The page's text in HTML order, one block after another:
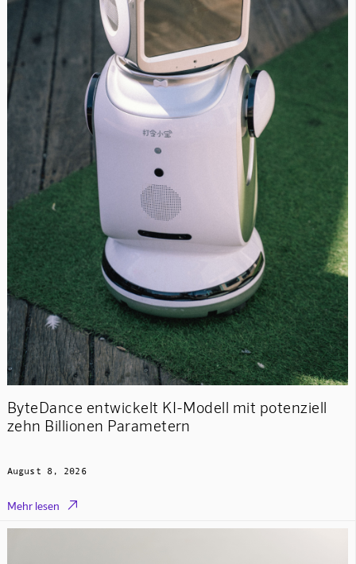
ByteDance entwickelt KI-Modell mit potenziell
zehn Billionen Parametern
August 8, 2026
Mehr lesen 